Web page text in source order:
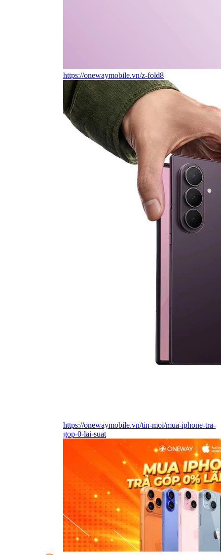
https://onewaymobile.vn/z-fold8
https://onewaymobile.vn/tin-moi/mua-iphone-tra-
gop-0-lai-suat